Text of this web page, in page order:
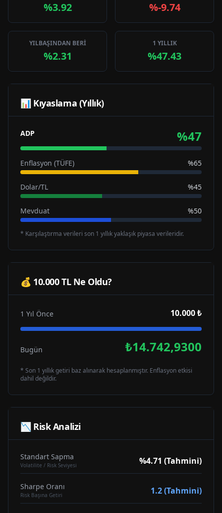
%3.92 %-9.74
YILBAŞINDAN BERİ
%2.31
1 YILLIK
%47.43
📊 Kıyaslama (Yıllık)
ADP %47
Enflasyon (TÜFE) %65
Dolar/TL %45
Mevduat %50
* Karşılaştırma verileri son 1 yıllık yaklaşık piyasa verileridir.
💰 10.000 TL Ne Oldu?
1 Yıl Önce 10.000 ₺
Bugün ₺14.742,9300
* Son 1 yıllık getiri baz alınarak hesaplanmıştır. Enflasyon etkisi
dahil değildir.
📉 Risk Analizi
Standart Sapma
Volatilite / Risk Seviyesi %4.71 (Tahmini)
Sharpe Oranı
Risk Başına Getiri 1.2 (Tahmini)